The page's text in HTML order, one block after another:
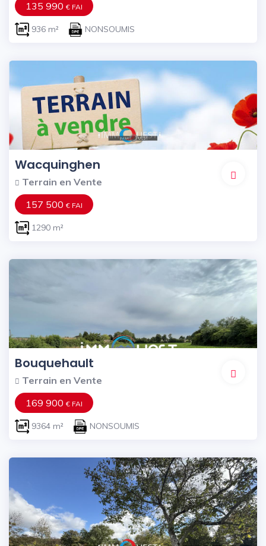
135 990€ FAI
936 m² NONSOUMIS
Wacquinghen
Terrain en Vente
157 500€ FAI
1290 m²
Bouquehault
Terrain en Vente
169 900€ FAI
9364 m² NONSOUMIS